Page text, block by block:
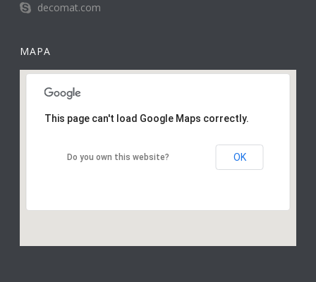
decomat.com
MAPA
This page can't load Google Maps correctly.
Do you own this website? OK